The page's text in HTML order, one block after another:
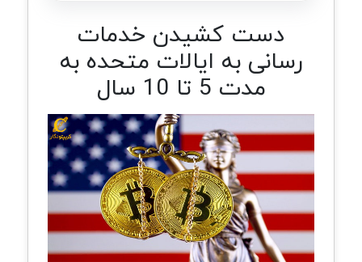
دست کشیدن خدمات
رسانی به ایالات متحده به
مدت 5 تا 10 سال